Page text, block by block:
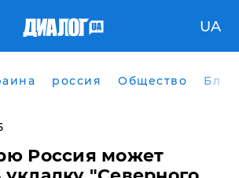
UA
россия Общество
Россия может